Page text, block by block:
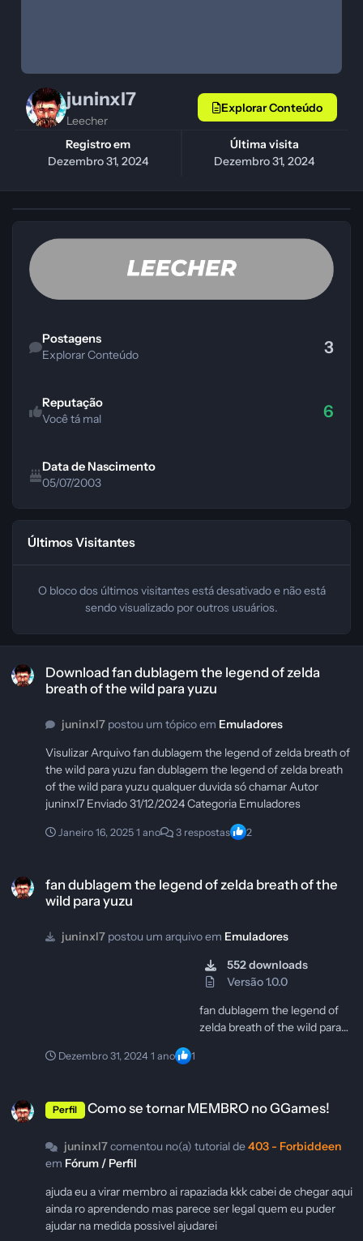
juninxl7
Leecher
Registro em
Dezembro 31, 2024
Última visita
Dezembro 31, 2024
Explorar Conteúdo
Postagens
Explorar Conteúdo
3
Reputação
Você tá mal
6
Data de Nascimento
05/07/2003
Últimos Visitantes
O bloco dos últimos visitantes está desativado e não está
sendo visualizado por outros usuários.
Download fan dublagem the legend of zelda
breath of the wild para yuzu
juninxl7postou um tópico em Emuladores
Visulizar Arquivo fan dublagem the legend of zelda breath of
the wild para yuzu fan dublagem the legend of zelda breath
of the wild para yuzu qualquer duvida só chamar Autor
Janeiro 16, 2025 1 ano 3 respostas 2
fan dublagem the legend of zelda breath of the
wild para yuzu
juninxl7postou um arquivo em Emuladores
552 downloads
Versão 1.0.0
fan dublagem the legend of
zelda breath of the wild para
Dezembro 31, 2024 1 ano 1
Perfil Como se tornar MEMBRO no GGames!
juninxl7comentou no(a) tutorial de403 - Forbiddeen
em Fórum / Perfil
ajuda eu a virar membro ai rapaziada kkk cabei de chegar aqui
ainda ro aprendendo mas parece ser legal quem eu puder
ajudar na medida possivel ajudarei